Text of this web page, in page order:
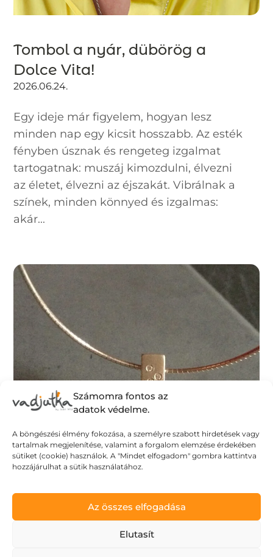
Számomra fontos az
adatok védelme.
A böngészési élmény fokozása, a személyre szabott hirdetések vagy
tartalmak megjelenítése, valamint a forgalom elemzése érdekében
sütiket (cookie) használok. A "Mindet elfogadom" gombra kattintva
hozzájárulhat a sütik használatához.
Az összes elfogadása
Elutasít
Tombol a nyár, dübörög a
Dolce Vita!
2026.06.24.
Egy ideje már figyelem, hogyan lesz
minden nap egy kicsit hosszabb. Az esték
fényben úsznak és rengeteg izgalmat
tartogatnak: muszáj kimozdulni, élvezni
az életet, élvezni az éjszakát. Vibrálnak a
színek, minden könnyed és izgalmas:
akár...